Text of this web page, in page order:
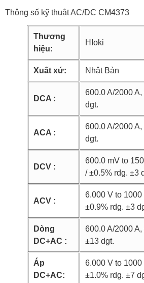
Thông số kỹ thuật AC/DC CM4373
Thương
hiệu:
HIoki
Xuất xứ: Nhật Bản
DCA :
600.0 A/2000
dgt.
ACA :
600.0 A/2000
dgt.
DCV :
600.0 mV to
/ ±0.5% rdg. ±3
ACV :
6.000 V to 1000
±0.9% rdg. ±3
Dòng
DC+AC :
600.0 A/2000 A,
±13 dgt.
Áp
DC+AC:
6.000 V to 1000
±1.0% rdg. ±7